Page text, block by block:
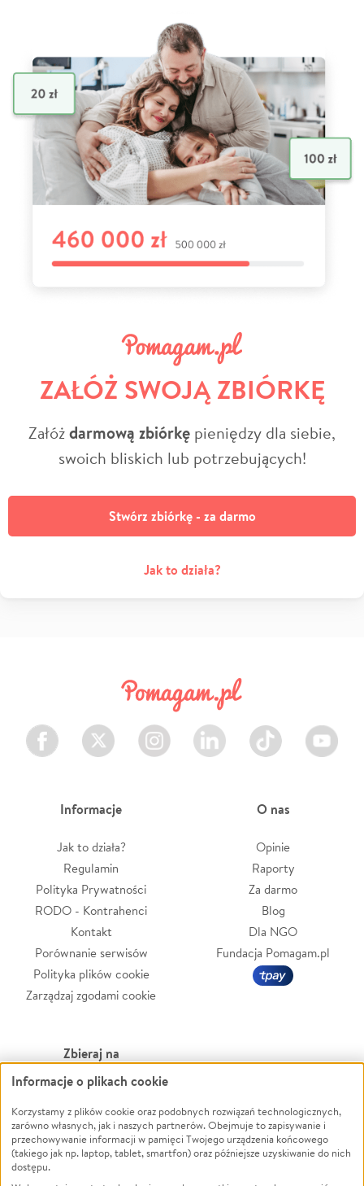
ZAŁÓŻ SWOJĄ ZBIÓRKĘ
Załóżdarmową zbiórkę pieniędzy dla siebie,
swoich bliskich lub potrzebujących!
Stwórz zbiórkę - za darmo
Jak to działa?
Facebook Twitter Instagram LinkedIn TikTok Youtube
Informacje
Jak to działa?
Regulamin
Polityka Prywatności
RODO - Kontrahenci
Kontakt
Porównanie serwisów
Polityka plików cookie
Zarządzaj zgodami cookie
O nas
Opinie
Raporty
Za darmo
Blog
Dla NGO
Fundacja Pomagam.pl
Zbieraj na
Leczenie
Zwierzęta
Pożar
Ukraina
Powódź
Wichura
NGO
Informacje o plikach cookie
Korzystamy z plików cookie oraz podobnych rozwiązań technologicznych,
zarówno własnych, jak i naszych partnerów. Obejmuje to zapisywanie i
przechowywanie informacji w pamięci Twojego urządzenia końcowego
(takiego jak np. laptop, tablet, smartfon) oraz późniejsze uzyskiwanie do nich
dostępu.